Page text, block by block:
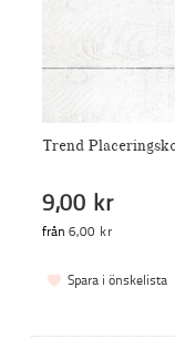
Trend
9,00 kr
från 6,00 kr
Spara i önskelista